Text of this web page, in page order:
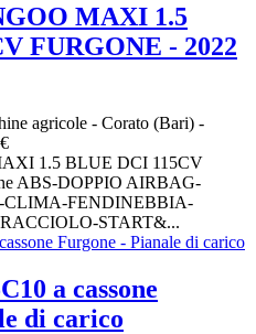
MAXI 1.5
FURGONE - 2022
agricole - Corato (Bari) -
1.5 BLUE DCI 115CV
ABS-DOPPIO AIRBAG-
CLIMA-FENDINEBBIA-
START&...
a cassone
di carico